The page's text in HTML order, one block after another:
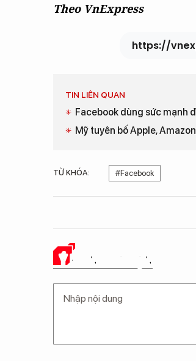
Theo VnExpress
https://
TIN LIÊN QUAN
Facebook dùng sức mạnh
Mỹ tuyên bố Apple,
TỪ KHÓA: #Facebook
Ý KIẾN CỦA BẠN